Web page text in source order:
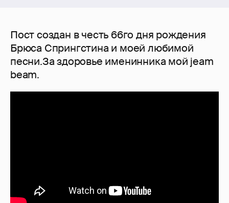
Пост создан в честь 66го дня рождения
Брюса Спрингстина и моей любимой
песни.За здоровье именинника мой jeam
beam.